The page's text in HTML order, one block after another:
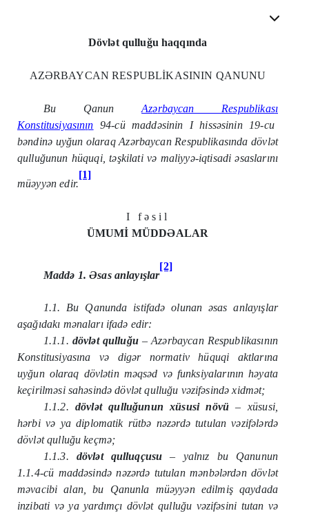
Dövlət qulluğu haqqında
AZƏRBAYCAN RESPUBLİKASININ QANUNU
Bu QanunAzərbaycan Respublikası
Konstitusiyasının 94-cümaddəsinin I hissəsinin 19-cu
bəndinə uyğun olaraq Azərbaycan Respublikasında dövlət
qulluğunun hüquqi, təşkilati və maliyyə-iqtisadiəsaslarını
müəyyən edir.
[1]
I fəsil
ÜMUMİ MÜDDƏALAR
Maddə 1. Əsas anlayışlar
[2]
1.1. Bu Qanunda istifadə olunan əsas anlayışlar
aşağıdakı mənaları ifadə edir:
1.1.1. dövlət qulluğu– Azərbaycan Respublikasının
Konstitusiyasına və digər normativ hüquqi aktlarına
uyğun olaraq dövlətin məqsəd və funksiyalarının həyata
keçirilməsi sahəsində dövlət qulluğu vəzifəsində xidmət;
1.1.2.dövlət qulluğunun xüsusi növü – xüsusi,
hərbi və ya diplomatik rütbə nəzərdə tutulan vəzifələrdə
dövlət qulluğu keçmə;
1.1.3. dövlət qulluqçusu – yalnız bu Qanunun
1.1.4-cü maddəsində nəzərdə tutulan mənbələrdən dövlət
məvacibi alan, bu Qanunla müəyyən edilmiş qaydada
inzibati və ya yardımçı dövlət qulluğu vəzifəsini tutan və